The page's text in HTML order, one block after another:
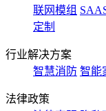
联网模组
定制
行业解决方案
智慧消防 智能
法律政策